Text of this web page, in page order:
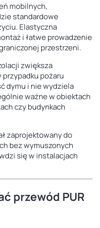
mobilnych,
standardowe
Elastyczna
i łatwe prowadzenie
przestrzeni.
zwiększa
pożaru
dymu i nie wydziela
ważne w obiektach
czy budynkach
zaprojektowany do
bez wymuszonych
się w instalacjach
przewód PUR